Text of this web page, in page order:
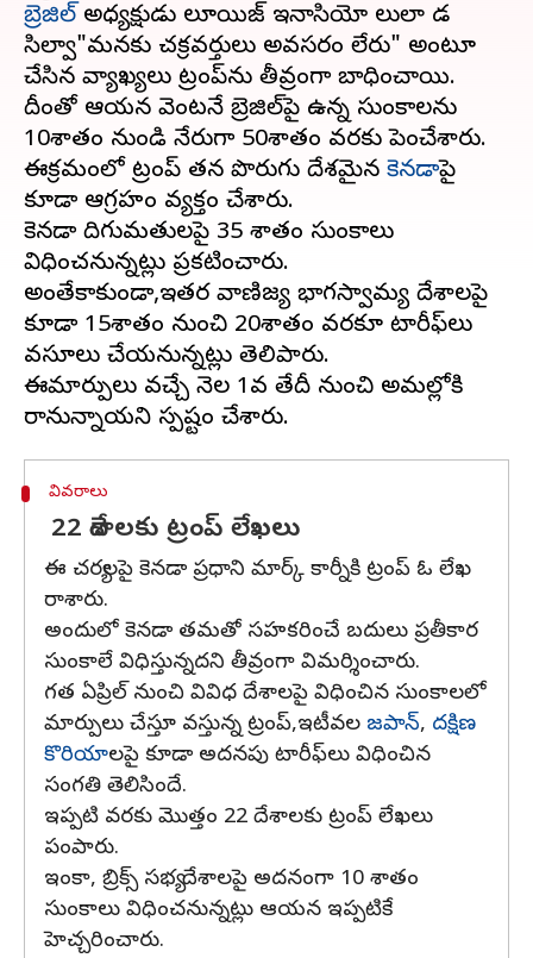
బ్రెజిల్‌ అధ్యక్షుడు లూయిజ్ ఇనాసియో లులా డ
సిల్వా"మనకు చక్రవర్తులు అవసరం లేరు" అంటూ
చేసిన వ్యాఖ్యలు ట్రంప్‌ను తీవ్రంగా బాధించాయి.
దీంతో ఆయన వెంటనే బ్రెజిల్‌పై ఉన్న సుంకాలను
10శాతం నుండి నేరుగా 50శాతం వరకు పెంచేశారు.
ఈక్రమంలో ట్రంప్ తన పొరుగు దేశమైన కెనడాపై
కూడా ఆగ్రహం వ్యక్తం చేశారు.
కెనడా దిగుమతులపై 35 శాతం సుంకాలు
విధించనున్నట్లు ప్రకటించారు.
అంతేకాకుండా,ఇతర వాణిజ్య భాగస్వామ్య దేశాలపై
కూడా 15శాతం నుంచి 20శాతం వరకూ టారీఫ్‌లు
వసూలు చేయనున్నట్లు తెలిపారు.
ఈమార్పులు వచ్చే నెల 1వ తేదీ నుంచి అమల్లోకి
వివరాలు
22 దేశాలకు ట్రంప్ లేఖలు
ఈ చర్యలపై కెనడా ప్రధాని మార్క్ కార్నీకి ట్రంప్ ఓ లేఖ
రాశారు.
అందులో కెనడా తమతో సహకరించే బదులు ప్రతీకార
సుంకాలే విధిస్తున్నదని తీవ్రంగా విమర్శించారు.
గత ఏప్రిల్‌ నుంచి వివిధ దేశాలపై విధించిన సుంకాలలో
మార్పులు చేస్తూ వస్తున్న ట్రంప్,ఇటీవల జపాన్‌, దక్షిణ
కొరియాలపై కూడా అదనపు టారీఫ్‌లు విధించిన
సంగతి తెలిసిందే.
ఇప్పటి వరకు మొత్తం 22 దేశాలకు ట్రంప్ లేఖలు
పంపారు.
ఇంకా, బ్రిక్స్‌ సభ్య దేశాలపై అదనంగా 10 శాతం
సుంకాలు విధించనున్నట్లు ఆయన ఇప్పటికే
హెచ్చరించారు.